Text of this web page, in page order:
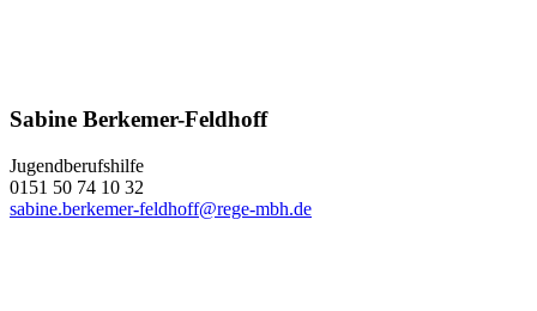
Sabine Berkemer-Feldhoff
Jugendberufshilfe
0151 50 74 10 32
sabine.berkemer-feldhoff@rege-mbh.de